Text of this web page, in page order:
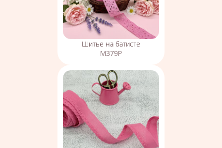
Шитье на батисте
М379Р